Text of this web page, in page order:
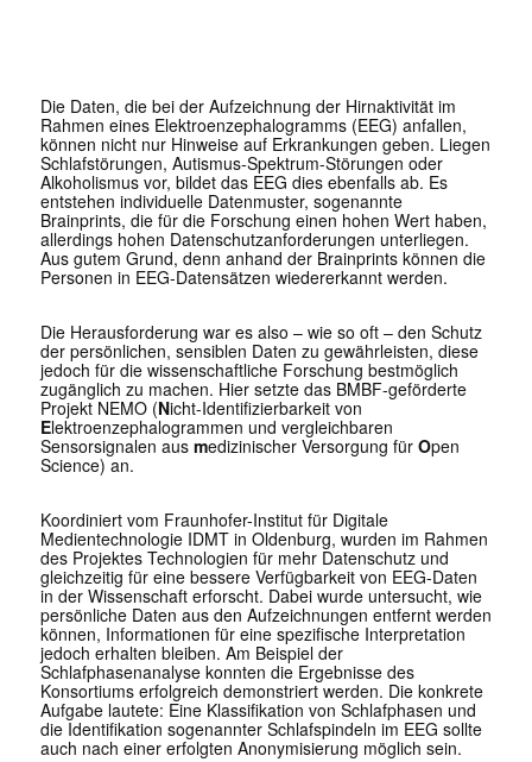
Die Daten, die bei der Aufzeichnung der Hirnaktivität im
Rahmen eines Elektroenzephalogramms (EEG) anfallen,
können nicht nur Hinweise auf Erkrankungen geben. Liegen
Schlafstörungen, Autismus-Spektrum-Störungen oder
Alkoholismus vor, bildet das EEG dies ebenfalls ab. Es
entstehen individuelle Datenmuster, sogenannte
Brainprints, die für die Forschung einen hohen Wert haben,
allerdings hohen Datenschutzanforderungen unterliegen.
Aus gutem Grund, denn anhand der Brainprints können die
Personen in EEG-Datensätzen wiedererkannt werden.
Die Herausforderung war es also – wie so oft – den Schutz
der persönlichen, sensiblen Daten zu gewährleisten, diese
jedoch für die wissenschaftliche Forschung bestmöglich
zugänglich zu machen. Hier setzte das BMBF-geförderte
Projekt NEMO (Nicht-Identifizierbarkeit von
Elektroenzephalogrammen und vergleichbaren
Sensorsignalen aus medizinischer Versorgung für Open
Science) an.
Koordiniert vom Fraunhofer-Institut für Digitale
Medientechnologie IDMT in Oldenburg, wurden im Rahmen
des Projektes Technologien für mehr Datenschutz und
gleichzeitig für eine bessere Verfügbarkeit von EEG-Daten
in der Wissenschaft erforscht. Dabei wurde untersucht, wie
persönliche Daten aus den Aufzeichnungen entfernt werden
können, Informationen für eine spezifische Interpretation
jedoch erhalten bleiben. Am Beispiel der
Schlafphasenanalyse konnten die Ergebnisse des
Konsortiums erfolgreich demonstriert werden. Die konkrete
Aufgabe lautete: Eine Klassifikation von Schlafphasen und
die Identifikation sogenannter Schlafspindeln im EEG sollte
auch nach einer erfolgten Anonymisierung möglich sein.